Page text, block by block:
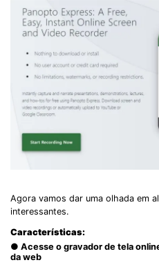
Agora vamos dar uma olhada em
interessantes.
Características:
● Acesse o gravador de tela
da web